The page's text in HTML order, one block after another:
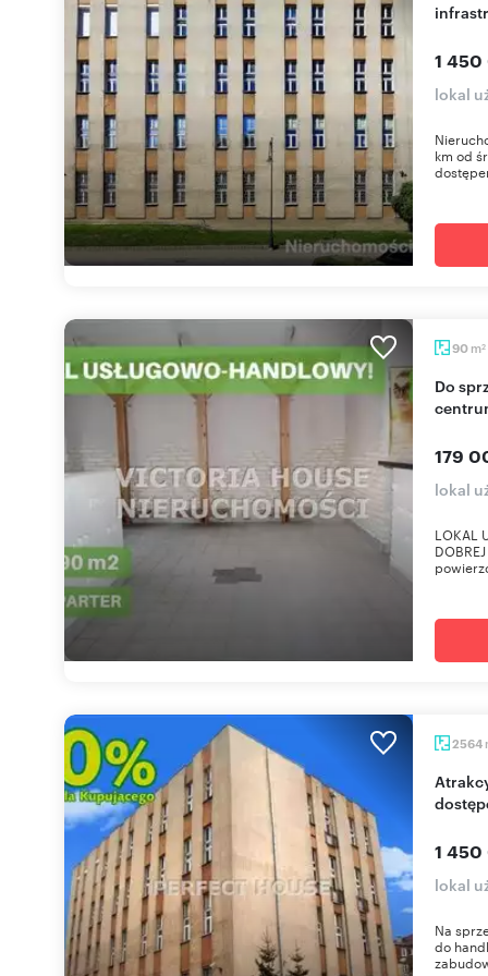
1 450
lokal
km od
90 m2
Do sprzedania lokal usługowo-handlowy 90 m² w
179
lokal
LOKAL
2564
Atrakcyjny budynek biurowy 2564 m² z garażem i
1 450
lokal
Na
do